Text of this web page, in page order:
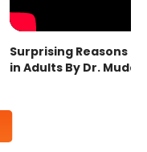
Surprising Reasons
in Adults By Dr.